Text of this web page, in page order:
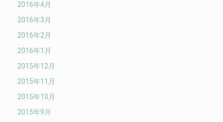
2016年4月
2016年3月
2016年2月
2016年1月
2015年12月
2015年11月
2015年10月
2015年9月